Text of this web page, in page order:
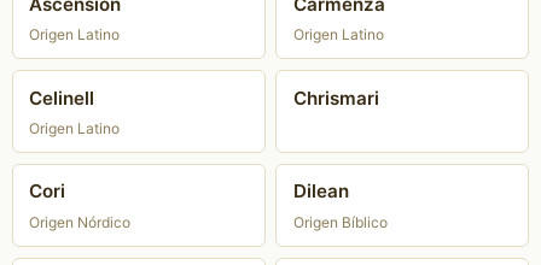
Origen Latino Origen Latino
Celinell
Origen Latino
Chrismari
Cori
Origen Nórdico
Dilean
Origen Bíblico